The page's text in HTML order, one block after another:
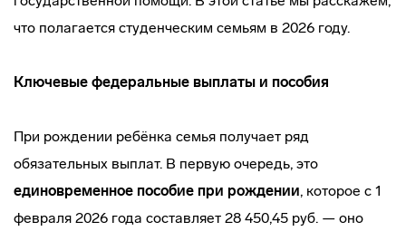
что полагается студенческим семьям в 2026 году.
Ключевые федеральные выплаты и пособия
При рождении ребёнка семья получает ряд
обязательных выплат. В первую очередь, это
единовременное пособие при рождении, которое с 1
февраля 2026 года составляет 28 450,45 руб. — оно